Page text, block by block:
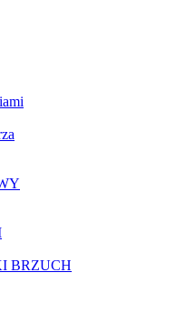
BRZUCH